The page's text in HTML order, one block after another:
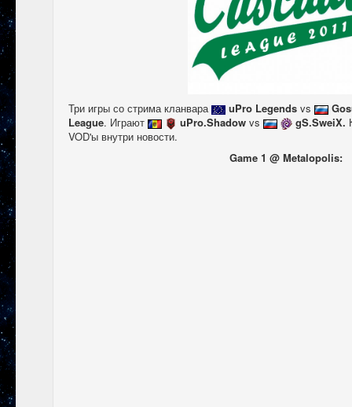
Три игры со стрима кланвара uPro Legends vs
League. Играют uPro.Shadow vs gS.SweiX.
VOD'ы внутри новости.
Game 1 @ Metalopolis: